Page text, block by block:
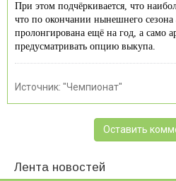
При этом подчёркивается, что
что по окончании нынешнего сезона
пролонгирована ещё на год, а само
предусматривать опцию выкупа.
Источник: "Чемпионат"
Оставить
Лента новостей